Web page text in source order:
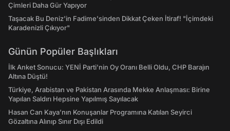
Çimleri Daha Gür Yapıyor
Taşacak Bu Deniz'in Fadime'sinden Dikkat Çeken İtiraf! "İçimdeki
Karadenizli Çıkıyor"
Günün Popüler Başlıkları
İlk Anket Sonucu: YENİ Parti'nin Oy Oranı Belli Oldu, CHP Barajın
Altına Düştü!
Türkiye, Arabistan ve Pakistan Arasında Mekke Anlaşması: Birine
Yapılan Saldırı Hepsine Yapılmış Sayılacak
Hasan Can Kaya’nın Konuşanlar Programına Katılan Seyirci
Gözaltına Alınıp Sınır Dışı Edildi